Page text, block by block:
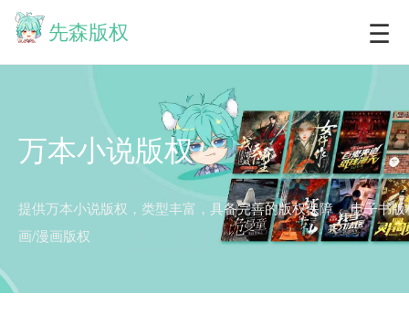
先森版权 ☰
万本小说版权
提供万本小说版权，类型丰富，具备完善的版权保障，电子书版
画/漫画版权